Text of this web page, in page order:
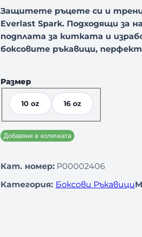
Защитете ръцете си и
Everlast Spark. Подходящи за
подплата за китката и
боксовите ръкавици,
Размер
10 oz 16 oz
Добавяне в количката
Кат. номер: P00002406
Категория: Боксови Ръкавици